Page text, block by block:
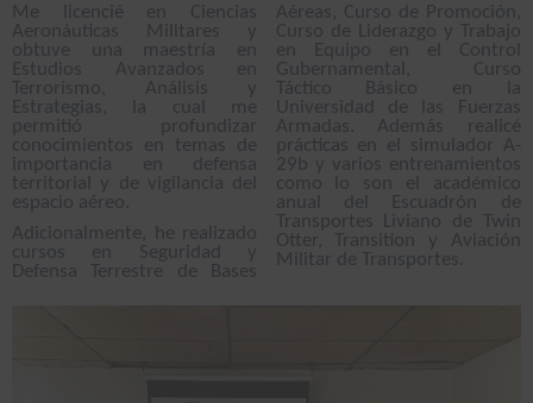
Me licencié en Ciencias
Aeronáuticas Militares y
obtuve una maestría en
Estudios Avanzados en
Terrorismo, Análisis y
Estrategias, la cual me
permitió profundizar
conocimientos en temas de
importancia en defensa
territorial y de vigilancia del
espacio aéreo.
Adicionalmente, he realizado
cursos en Seguridad y
Defensa Terrestre de Bases
Aéreas, Curso de Promoción,
Curso de Liderazgo y Trabajo
en Equipo en el Control
Gubernamental, Curso
Táctico Básico en la
Universidad de las Fuerzas
Armadas. Además realicé
prácticas en el simulador A-
29b y varios entrenamientos
como lo son el académico
anual del Escuadrón de
Transportes Liviano de Twin
Otter, Transition y Aviación
Militar de Transportes.